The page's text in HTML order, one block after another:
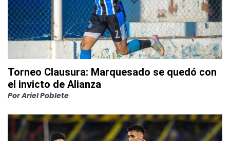
Torneo Clausura: Marquesado se quedó con
el invicto de Alianza
PorAriel Poblete